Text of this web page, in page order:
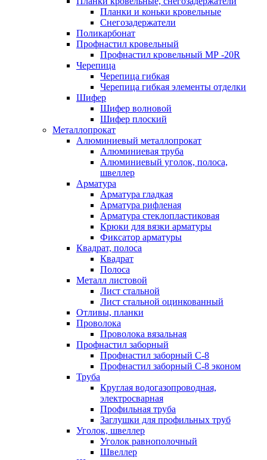
Планки и коньки кровельные
Снегозадержатели
Поликарбонат
Профнастил кровельный
Профнастил кровельный МР -20R
Черепица
Черепица гибкая
Черепица гибкая элементы отделки
Шифер
Шифер волновой
Шифер плоский
Металлопрокат
Алюминиевый металлопрокат
Алюминиевая труба
Алюминиевый уголок, полоса,
швеллер
Арматура
Арматура гладкая
Арматура рифленая
Арматура стеклопластиковая
Крюки для вязки арматуры
Фиксатор арматуры
Квадрат, полоса
Квадрат
Полоса
Металл листовой
Лист стальной
Лист стальной оцинкованный
Отливы, планки
Проволока
Проволока вязальная
Профнастил заборный
Профнастил заборный С-8
Профнастил заборный С-8 эконом
Труба
Круглая водогазопроводная,
электросварная
Профильная труба
Заглушки для профильных труб
Уголок, швеллер
Уголок равнополочный
Швеллер